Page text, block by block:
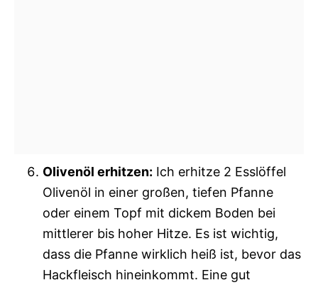
Olivenöl erhitzen: Ich erhitze 2 Esslöffel
Olivenöl in einer großen, tiefen Pfanne
oder einem Topf mit dickem Boden bei
mittlerer bis hoher Hitze. Es ist wichtig,
dass die Pfanne wirklich heiß ist, bevor das
Hackfleisch hineinkommt. Eine gut